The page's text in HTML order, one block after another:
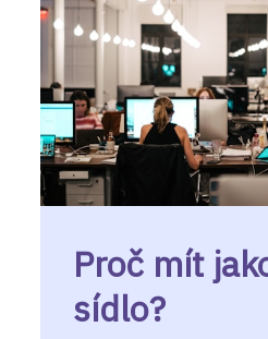
Proč mít
sídlo?